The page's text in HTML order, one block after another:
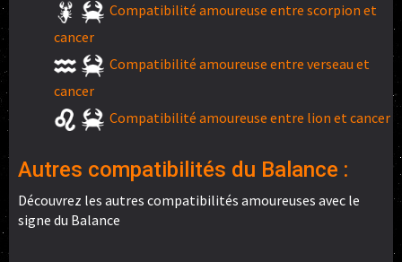
Compatibilité amoureuse entre scorpion et
cancer
Compatibilité amoureuse entre verseau et
cancer
Compatibilité amoureuse entre lion et cancer
Autres compatibilités du Balance :
Découvrez les autres compatibilités amoureuses avec le
signe du Balance